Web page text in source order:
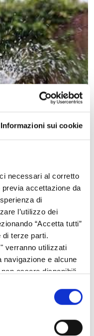
Informazioni sui cookie
necessari al corretto
accettazione da
di
l’utilizzo dei
“Accetta tutti”
di terze parti.
verranno utilizzati
e alcune
essere disponibili.
con il
irrigazioni per
una gestione
di Agraria
a partire dalle ore 9.00.
Ca' Granda Milano di
dove per gli iscritti al
sito sperimentale di
delle diverse tecnologie
dei flussi idrici in
degli adacquamenti.